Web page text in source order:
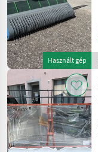
Használt gép